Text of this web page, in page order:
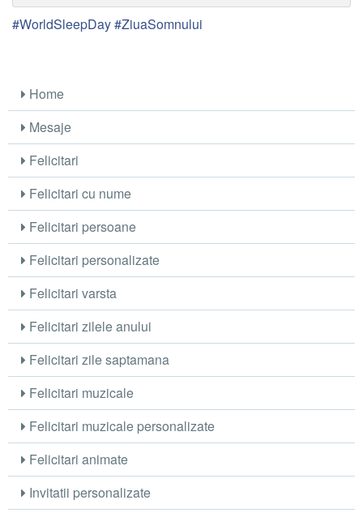
#WorldSleepDay #ZiuaSomnului
Home
Mesaje
Felicitari
Felicitari cu nume
Felicitari persoane
Felicitari personalizate
Felicitari varsta
Felicitari zilele anului
Felicitari zile saptamana
Felicitari muzicale
Felicitari muzicale personalizate
Felicitari animate
Invitatii personalizate